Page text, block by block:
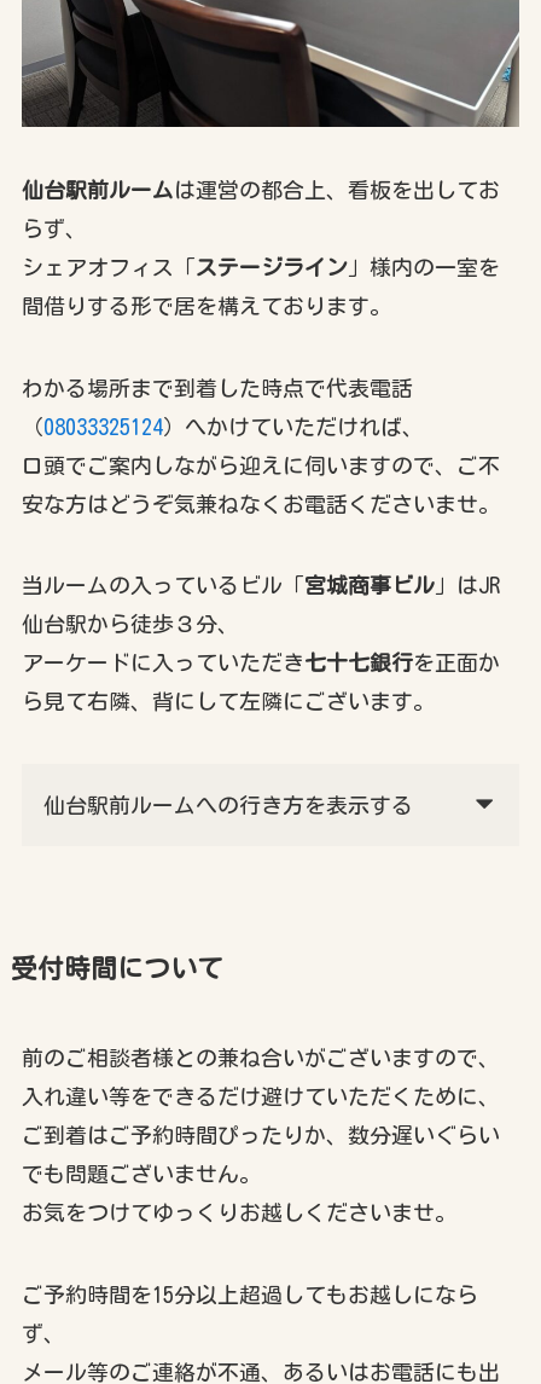
仙台駅前ルームは運営の都合上、看板を出してお
らず、
シェアオフィス「 ステージライン」様内の一室を
間借りする形で居を構えております。
わかる場所まで到着した時点で代表電話
（08033325124）へかけていただければ、
口頭でご案内しながら迎えに伺いますので、ご不
安な方はどうぞ気兼ねなくお電話くださいませ。
当ルームの入っているビル「 宮城商事ビル」はJR
仙台駅から徒歩３分、
アーケードに入っていただき七十七銀行を正面か
ら見て右隣、背にして左隣にございます。
仙台駅前ルームへの行き方を表示する
受付時間について
前のご相談者様との兼ね合いがございますので、
入れ違い等をできるだけ避けていただくために、
ご到着はご予約時間ぴったりか、数分遅いぐらい
でも問題ございません。
お気をつけてゆっくりお越しくださいませ。
ご予約時間を15分以上超過してもお越しになら
ず、
メール等のご連絡が不通、あるいはお電話にも出